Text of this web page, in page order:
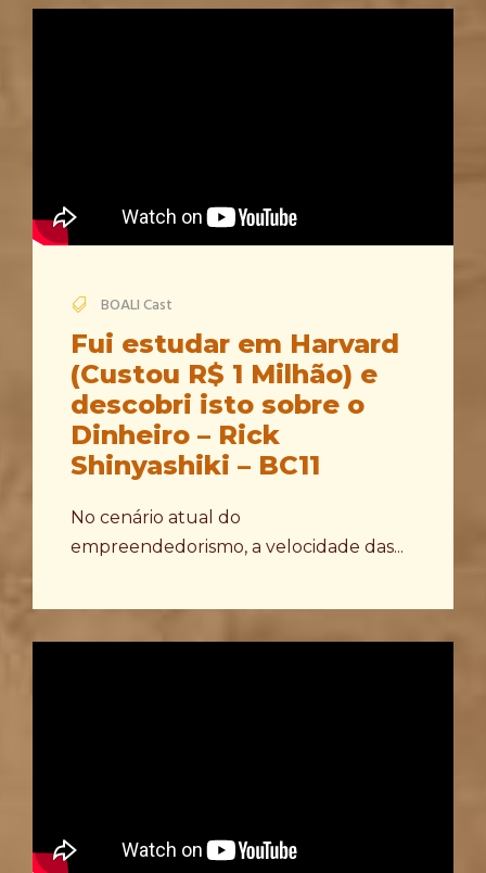
BOALI Cast
Fui estudar em Harvard
(Custou R$ 1 Milhão) e
descobri isto sobre o
Dinheiro – Rick
Shinyashiki – BC11
No cenário atual do
empreendedorismo, a velocidade das...